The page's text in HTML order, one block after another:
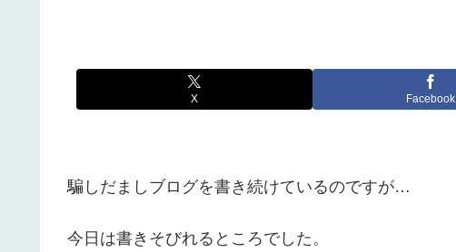
X Facebook
騙しだましブログを書き続けているのですが…
今日は書きそびれるところでした。